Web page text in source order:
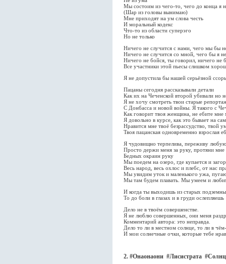
Мы состоим из чего-то, чего до конца я
(Шар из головы вынимаю)
Мне приходят на ум слова честь
И моральный кодекс
Что-то из области суперэго
Но не только
Ничего не случится с нами, чего мы бы
Ничего не случится со мной, чего бы я не
Ничего не бойся, ты говорил, ничего не
Все участники этой пьесы слишком
Я не допустила бы нашей серьёзной
Пацаны сегодня рассказывали детали
Как их на Чеченской второй убивали но
Я не хочу смотреть твои старые
С Донбасса и новой войны. Я такого с
Как говорит твоя женщина, не ебите мне
Я довольно в курсе, как это бывает на
Нравится мне твоё безрассудство, твой
Твоя пацанская одновременно взрослая
Я чудовищно терпелива, переживу
Просто держи меня за руку, протяни
Бедных окраин руку
Мы поедем на озеро, где купается и
Весь народ, весь охлос и плебс, от нас
Мы увидим уток и маленького ужа,
Мы там будем плавать. Мы умеем и
И когда ты выходишь из старых
То до боли в глазах и в груди ослепляешь
Дело не в твоём совершенстве.
Я не люблю совершенных, они меня
Комментарий автора: это неправда.
Дело то ли в местном солнце, то ли в
И мои солнечные очки, которые тебе
2. #Онаонаони #Лисистрата